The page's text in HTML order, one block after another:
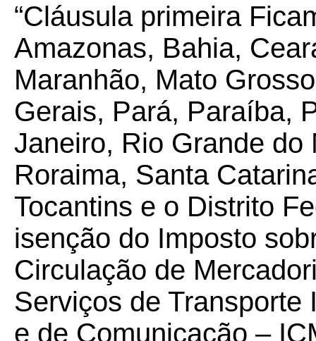
“Cláusula primeira
Amazonas, Bahia,
Maranhão, Mato
Gerais, Pará, Paraíba,
Janeiro, Rio Grande
Roraima, Santa
Tocantins e o Distrito
isenção do Imposto
Circulação de
Serviços de
e de Comunicação –